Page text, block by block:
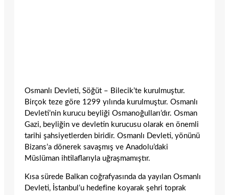
Osmanlı Devleti, Söğüt – Bilecik’te kurulmuştur.
Birçok teze göre 1299 yılında kurulmuştur. Osmanlı
Devleti’nin kurucu beyliği Osmanoğulları’dır. Osman
Gazi, beyliğin ve devletin kurucusu olarak en önemli
tarihi şahsiyetlerden biridir. Osmanlı Devleti, yönünü
Bizans’a dönerek savaşmış ve Anadolu’daki
Müslüman ihtilaflarıyla uğraşmamıştır.
Kısa sürede Balkan coğrafyasında da yayılan Osmanlı
Devleti, İstanbul’u hedefine koyarak şehri toprak